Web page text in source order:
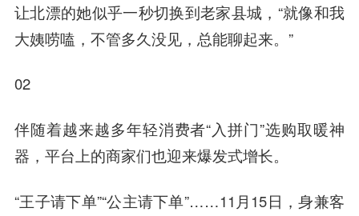
让北漂的她似乎一秒切换到老家县城，“就像和我
大姨唠嗑，不管多久没见，总能聊起来。”
02
伴随着越来越多年轻消费者“入拼门”选购取暖神
器，平台上的商家们也迎来爆发式增长。
“王子请下单”“公主请下单”……11月15日，身兼客